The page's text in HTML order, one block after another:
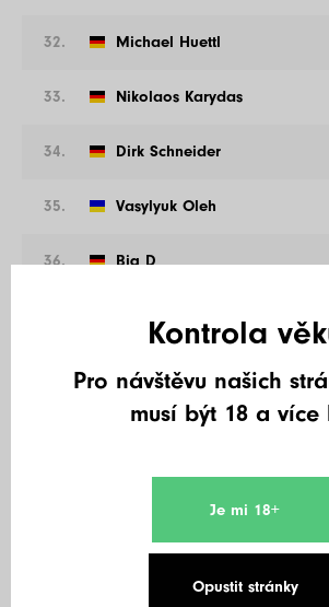
32. Michael Huettl
33. Nikolaos Karydas
34. Dirk Schneider
35. Vasylyuk Oleh
36. Big D
Magier1010
Pokahontag96
Madders
Sascha Quiner
Kontrola
Pro návštěvu našich
musí být 18 a více
Je mi 18+
Opustit stránky